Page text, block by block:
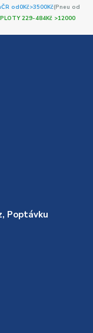
ČR od0Kč>3500Kč(Pneu od
PLOTY 229-484Kč >12000
Poptávku